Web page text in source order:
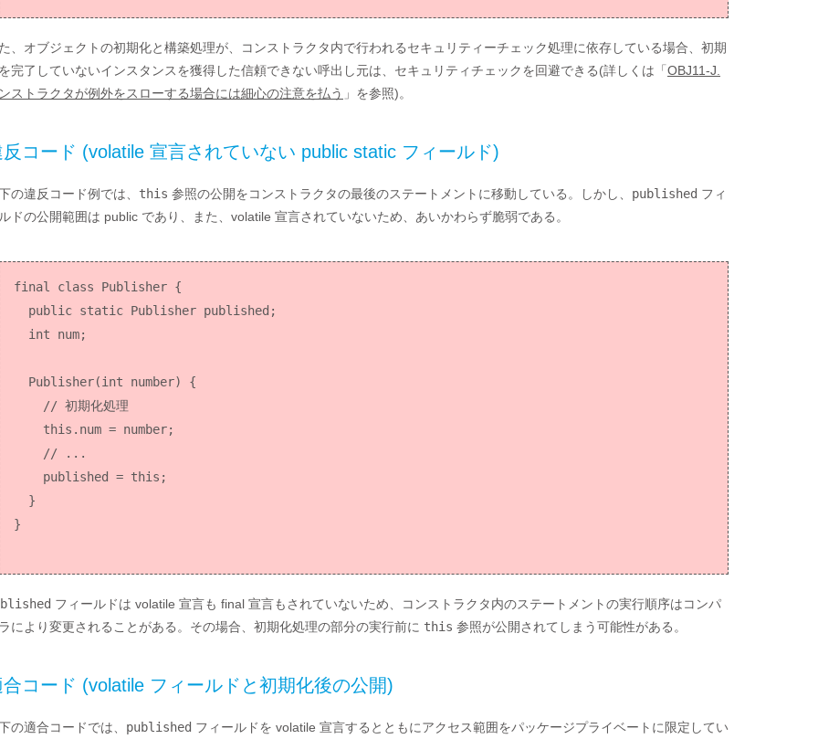
、オブジェクトの初期化と構築処理が、コンストラクタ内で行われるセキュリティーチェック処理に依存している場合、初期
完了していないインスタンスを獲得した信頼できない呼出し元は、セキュリティチェックを回避できる(詳しくは「 OBJ11-J.
ストラクタが例外をスローする場合には細心の注意を払う 」を参照)。
反コード (volatile 宣言されていない public static フィールド)
の違反コード例では、 this 参照の公開をコンストラクタの最後のステートメントに移動している。しかし、 published フィ
ドの公開範囲は public であり、また、volatile 宣言されていないため、あいかわらず脆弱である。
final class Publisher {
フィールドは volatile 宣言も final 宣言もされていないため、コンストラクタ内のステートメントの実行順序はコンパ
により変更されることがある。その場合、初期化処理の部分の実行前に this 参照が公開されてしまう可能性がある。
合コード (volatile フィールドと初期化後の公開)
の適合コードでは、 published フィールドを volatile 宣言するとともにアクセス範囲をパッケージプライベートに限定してい